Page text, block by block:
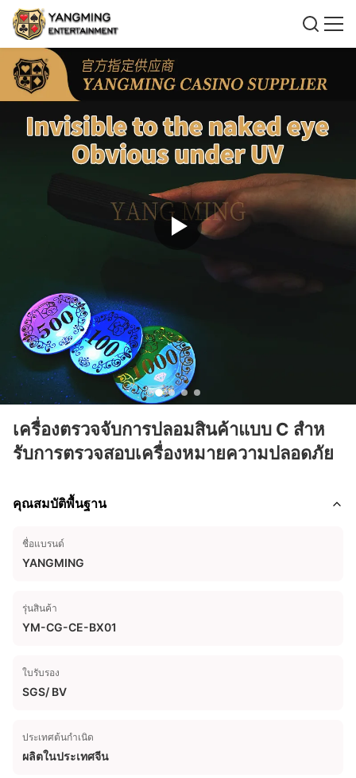
เครื่องตรวจจับการปลอมสินค้าแบบ C สําห
รับการตรวจสอบเครื่องหมายความปลอดภัย
คุณสมบัติพื้นฐาน
ชื่อแบรนด์
YANGMING
รุ่นสินค้า
YM-CG-CE-BX01
ใบรับรอง
SGS/ BV
ประเทศต้นกำเนิด
ผลิตในประเทศจีน